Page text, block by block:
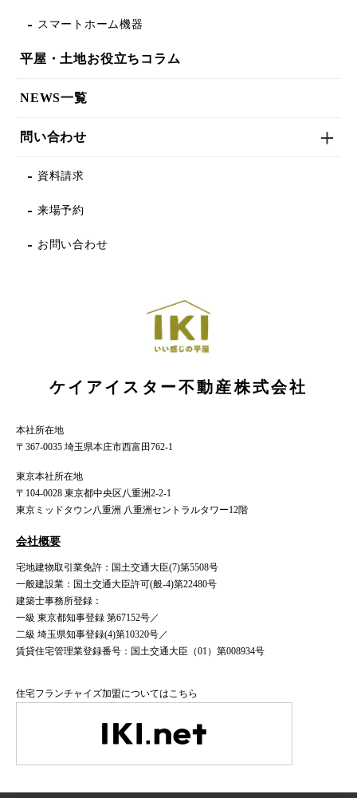
スマートホーム機器
平屋・土地お役立ちコラム
NEWS一覧
ケイアイスター不動産株式会社
本社所在地
〒367-0035 埼玉県本庄市西富田762-1
東京本社所在地
〒104-0028 東京都中央区八重洲2-2-1
東京ミッドタウン八重洲 八重洲セントラルタワー12階
会社概要
宅地建物取引業免許：国土交通大臣(7)第5508号
一般建設業：国土交通大臣許可(般-4)第22480号
建築士事務所登録：
一級 東京都知事登録 第67152号／
二級 埼玉県知事登録(4)第10320号／
賃貸住宅管理業登録番号：国土交通大臣（01）第008934号
住宅フランチャイズ加盟についてはこちら
問い合わせ
資料請求
来場予約
お問い合わせ